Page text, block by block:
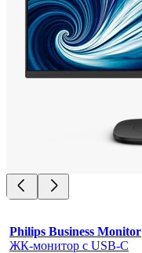
Philips Business Monitor
ЖК-монитор с USB-C